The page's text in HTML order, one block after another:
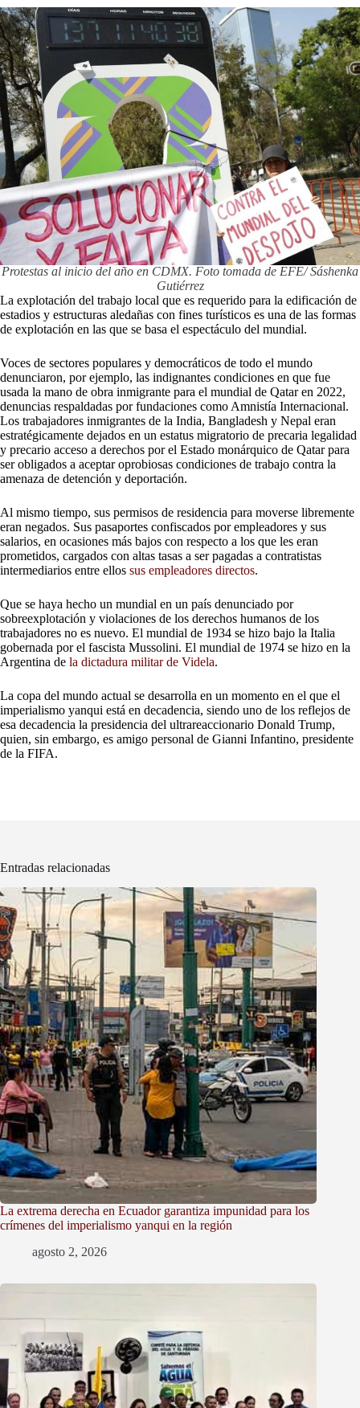
Protestas al inicio del año en CDMX. Foto tomada de EFE/ Sáshenka
Gutiérrez
La explotación del trabajo local que es requerido para la edificación de
estadios y estructuras aledañas con fines turísticos es una de las formas
de explotación en las que se basa el espectáculo del mundial.
Voces de sectores populares y democráticos de todo el mundo
denunciaron, por ejemplo, las indignantes condiciones en que fue
usada la mano de obra inmigrante para el mundial de Qatar en 2022,
denuncias respaldadas por fundaciones como Amnistía Internacional.
Los trabajadores inmigrantes de la India, Bangladesh y Nepal eran
estratégicamente dejados en un estatus migratorio de precaria legalidad
y precario acceso a derechos por el Estado monárquico de Qatar para
ser obligados a aceptar oprobiosas condiciones de trabajo contra la
amenaza de detención y deportación.
Al mismo tiempo, sus permisos de residencia para moverse libremente
eran negados. Sus pasaportes confiscados por empleadores y sus
salarios, en ocasiones más bajos con respecto a los que les eran
prometidos, cargados con altas tasas a ser pagadas a contratistas
intermediarios entre ellos sus empleadores directos.
Que se haya hecho un mundial en un país denunciado por
sobreexplotación y violaciones de los derechos humanos de los
trabajadores no es nuevo. El mundial de 1934 se hizo bajo la Italia
gobernada por el fascista Mussolini. El mundial de 1974 se hizo en la
Argentina de la dictadura militar de Videla.
La copa del mundo actual se desarrolla en un momento en el que el
imperialismo yanqui está en decadencia, siendo uno de los reflejos de
esa decadencia la presidencia del ultrareaccionario Donald Trump,
quien, sin embargo, es amigo personal de Gianni Infantino, presidente
de la FIFA.
Entradas relacionadas
La extrema derecha en Ecuador garantiza impunidad para los
crímenes del imperialismo yanqui en la región
agosto 2, 2026